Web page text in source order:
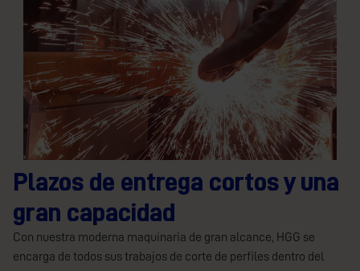
Plazos de entrega cortos y una
gran capacidad
Con nuestra moderna maquinaria de gran alcance, HGG se
encarga de todos sus trabajos de corte de perfiles dentro del